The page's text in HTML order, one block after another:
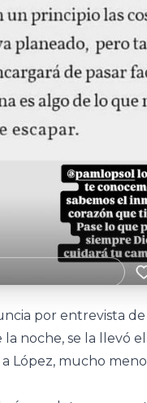
por entrevista
la noche, se la llevó
mucho